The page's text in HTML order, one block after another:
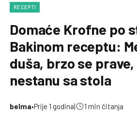
RECEPTI
Domaće Krofne po
Bakinom receptu:
duša, brzo se
nestanu sa stola
belma•Prije 1 godina| 1 min čitanja